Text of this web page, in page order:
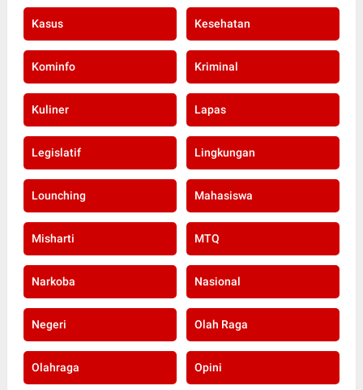
Kasus Kesehatan
Kominfo Kriminal
Kuliner Lapas
Legislatif Lingkungan
Lounching Mahasiswa
Misharti MTQ
Narkoba Nasional
Negeri Olah Raga
Olahraga Opini